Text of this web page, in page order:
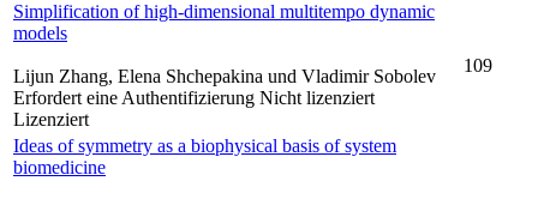
Simplification of high-dimensional multitempo dynamic
models
Lijun Zhang, Elena Shchepakina und Vladimir Sobolev
Erfordert eine Authentifizierung Nicht lizenziert
Lizenziert
109
Ideas of symmetry as a biophysical basis of system
biomedicine